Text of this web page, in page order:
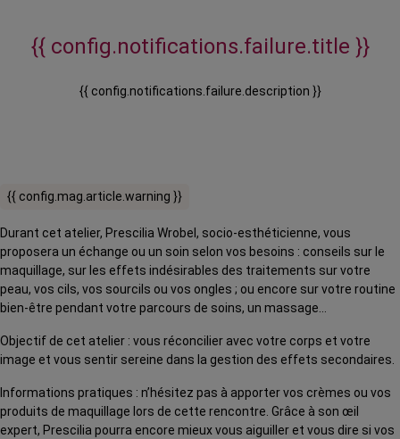
{{ config.notifications.failure.title }}
{{ config.notifications.failure.description }}
{{ config.mag.article.warning }}
Durant cet atelier, Prescilia Wrobel, socio-esthéticienne, vous
proposera un échange ou un soin selon vos besoins : conseils sur le
maquillage, sur les effets indésirables des traitements sur votre
peau, vos cils, vos sourcils ou vos ongles ; ou encore sur votre routine
bien-être pendant votre parcours de soins, un massage…
Objectif de cet atelier : vous réconcilier avec votre corps et votre
image et vous sentir sereine dans la gestion des effets secondaires.
Informations pratiques : n’hésitez pas à apporter vos crèmes ou vos
produits de maquillage lors de cette rencontre. Grâce à son œil
expert, Prescilia pourra encore mieux vous aiguiller et vous dire si vos